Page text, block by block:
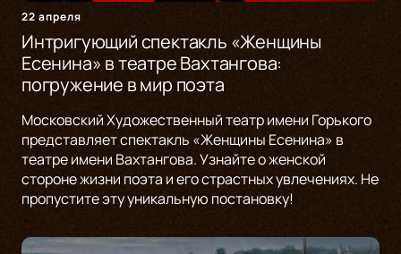
22 апреля
Интригующий спектакль «Женщины
Есенина» в театре Вахтангова:
погружение в мир поэта
Московский Художественный театр имени Горького
представляет спектакль «Женщины Есенина» в
театре имени Вахтангова. Узнайте о женской
стороне жизни поэта и его страстных увлечениях. Не
пропустите эту уникальную постановку!